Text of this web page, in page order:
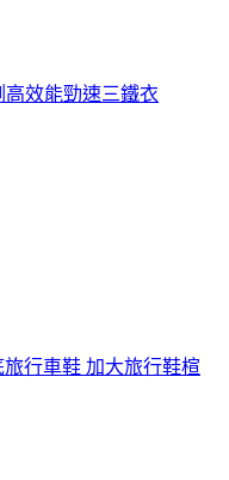
效能勁速三鐵衣
行車鞋 加大旅行鞋楦